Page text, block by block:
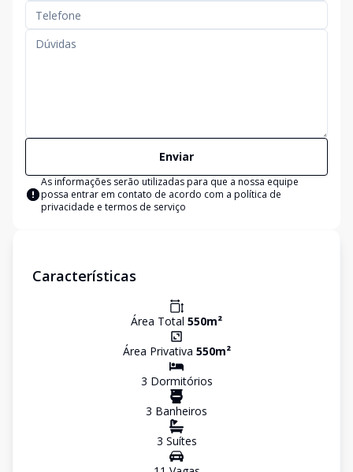
Enviar
As informações serão utilizadas para que a nossa equipe
possa entrar em contato de acordo com a política de
privacidade e termos de serviço
Características
Área Total 550m²
Área Privativa 550m²
3 Dormitórios
3 Banheiros
3 Suítes